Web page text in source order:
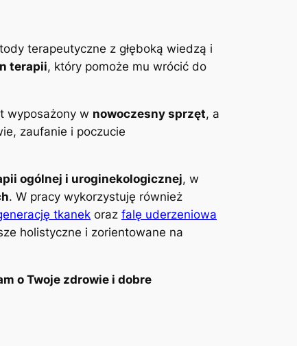
terapeutyczne z głęboką wiedzą i
terapii, który pomoże mu wrócić do
wyposażony w nowoczesny sprzęt, a
zaufanie i poczucie
ogólnej i uroginekologicznej, w
. W pracy wykorzystuję również
tkanek oraz falę uderzeniowa
holistyczne i zorientowane na
o Twoje zdrowie i dobre